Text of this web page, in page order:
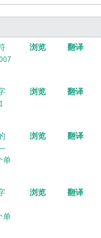
浏览 翻译
浏览 翻译
单
浏览 翻译
单
浏览 翻译